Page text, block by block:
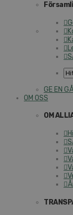
GE EN
OM OSS
OM